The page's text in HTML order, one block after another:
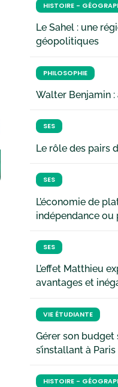
HISTOIRE -
Le Sahel : une
géopolitiques
PHILOSOPHIE
Walter Benjamin
SES
Le rôle des pairs
SES
L’économie de
indépendance ou
SES
L’effet Matthieu
avantages et
VIE ÉTUDIANTE
Gérer son
s’installant à Paris
HISTOIRE -